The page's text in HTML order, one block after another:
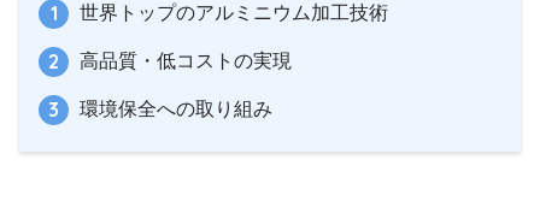
世界トップのアルミニウム加工技術
高品質・低コストの実現
環境保全への取り組み